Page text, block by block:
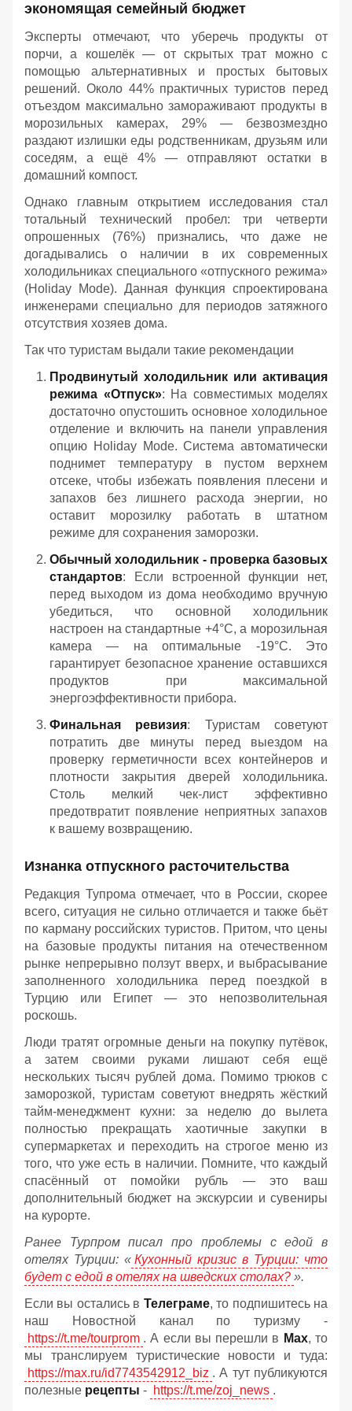
экономящая семейный бюджет
Эксперты отмечают, что уберечь продукты от
порчи, а кошелёк — от скрытых трат можно с
помощью альтернативных и простых бытовых
решений. Около 44% практичных туристов перед
отъездом максимально замораживают продукты в
морозильных камерах, 29% — безвозмездно
раздают излишки еды родственникам, друзьям или
соседям, а ещё 4% — отправляют остатки в
домашний компост.
Однако главным открытием исследования стал
тотальный технический пробел: три четверти
опрошенных (76%) признались, что даже не
догадывались о наличии в их современных
холодильниках специального «отпускного режима»
(Holiday Mode). Данная функция спроектирована
инженерами специально для периодов затяжного
отсутствия хозяев дома.
Так что туристам выдали такие рекомендации
Продвинутый холодильник или активация
режима «Отпуск»: На совместимых моделях
достаточно опустошить основное холодильное
отделение и включить на панели управления
опцию Holiday Mode. Система автоматически
поднимет температуру в пустом верхнем
отсеке, чтобы избежать появления плесени и
запахов без лишнего расхода энергии, но
оставит морозилку работать в штатном
режиме для сохранения заморозки.
Обычный холодильник - проверка базовых
стандартов: Если встроенной функции нет,
перед выходом из дома необходимо вручную
убедиться, что основной холодильник
настроен на стандартные +4°C, а морозильная
камера — на оптимальные -19°C. Это
гарантирует безопасное хранение оставшихся
продуктов при максимальной
энергоэффективности прибора.
Финальная ревизия: Туристам советуют
потратить две минуты перед выездом на
проверку герметичности всех контейнеров и
плотности закрытия дверей холодильника.
Столь мелкий чек-лист эффективно
предотвратит появление неприятных запахов
к вашему возвращению.
Изнанка отпускного расточительства
Редакция Тупрома отмечает, что в России, скорее
всего, ситуация не сильно отличается и также бьёт
по карману российских туристов. Притом, что цены
на базовые продукты питания на отечественном
рынке непрерывно ползут вверх, и выбрасывание
заполненного холодильника перед поездкой в
Турцию или Египет — это непозволительная
роскошь.
Люди тратят огромные деньги на покупку путёвок,
а затем своими руками лишают себя ещё
нескольких тысяч рублей дома. Помимо трюков с
заморозкой, туристам советуют внедрять жёсткий
тайм-менеджмент кухни: за неделю до вылета
полностью прекращать хаотичные закупки в
супермаркетах и переходить на строгое меню из
того, что уже есть в наличии. Помните, что каждый
спасённый от помойки рубль — это ваш
дополнительный бюджет на экскурсии и сувениры
на курорте.
Ранее Турпром писал про проблемы с едой в
отелях Турции: « Кухонный кризис в Турции: что
будет с едой в отелях на шведских столах? ».
Если вы остались в Телеграме, то подпишитесь на
наш Новостной канал по туризму -
https://t.me/tourprom . А если вы перешли в Мах, то
мы транслируем туристические новости и туда:
https://max.ru/id7743542912_biz . А тут публикуются
полезные рецепты - https://t.me/zoj_news .